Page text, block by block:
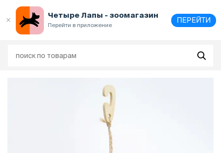
Четыре Лапы - зоомагазин
Перейти в приложение
ПЕРЕЙТИ